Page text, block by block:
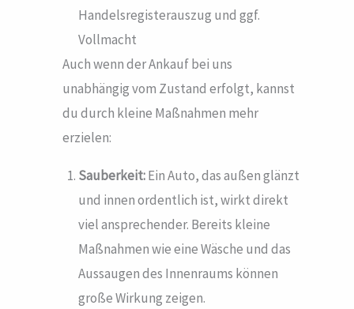
Handelsregisterauszug und ggf.
Vollmacht
Auch wenn der Ankauf bei uns
unabhängig vom Zustand erfolgt, kannst
du durch kleine Maßnahmen mehr
erzielen:
Sauberkeit:Ein Auto, das außen glänzt
und innen ordentlich ist, wirkt direkt
viel ansprechender. Bereits kleine
Maßnahmen wie eine Wäsche und das
Aussaugen des Innenraums können
große Wirkung zeigen.